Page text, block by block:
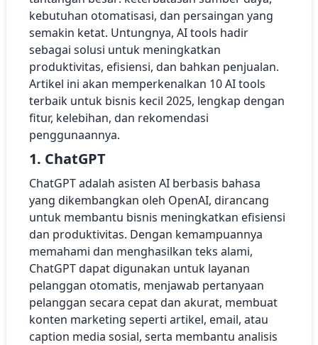
kebutuhan otomatisasi, dan persaingan yang
semakin ketat. Untungnya, AI tools hadir
sebagai solusi untuk meningkatkan
produktivitas, efisiensi, dan bahkan penjualan.
Artikel ini akan memperkenalkan 10 AI tools
terbaik untuk bisnis kecil 2025, lengkap dengan
fitur, kelebihan, dan rekomendasi
penggunaannya.
1. ChatGPT
ChatGPT adalah asisten AI berbasis bahasa
yang dikembangkan oleh OpenAI, dirancang
untuk membantu bisnis meningkatkan efisiensi
dan produktivitas. Dengan kemampuannya
memahami dan menghasilkan teks alami,
ChatGPT dapat digunakan untuk layanan
pelanggan otomatis, menjawab pertanyaan
pelanggan secara cepat dan akurat, membuat
konten marketing seperti artikel, email, atau
caption media sosial, serta membantu analisis